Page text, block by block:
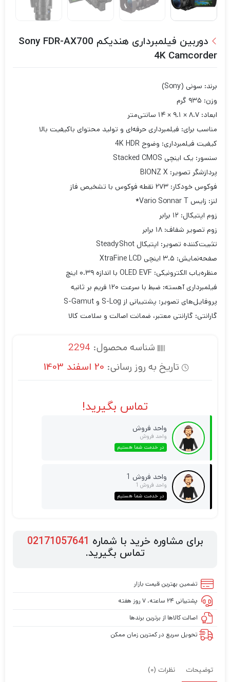
دوربین فیلمبرداری هندیکم Sony FDR-AX700
4K Camcorder
برند: سونی (Sony)
وزن: ۹۳۵ گرم
ابعاد: ۸.۷ × ۹.۱ × ۱۴ سانتی‌متر
مناسب برای: فیلمبرداری حرفه‌ای و تولید محتوای باکیفیت بالا
کیفیت فیلمبرداری: وضوح 4K HDR
سنسور: یک اینچی Stacked CMOS
پردازشگر تصویر: BIONZ X
فوکوس خودکار: ۲۷۳ نقطه فوکوس با تشخیص فاز
لنز: زایس Vario Sonnar T*
زوم اپتیکال: ۱۲ برابر
زوم تصویر شفاف: ۱۸ برابر
تثبیت‌کننده تصویر: اپتیکال SteadyShot
صفحه‌نمایش: ۳.۵ اینچی XtraFine LCD
منظره‌یاب الکترونیکی: OLED EVF با اندازه ۰.۳۹ اینچ
فیلمبرداری آهسته: ضبط با سرعت ۱۲۰ فریم بر ثانیه
پروفایل‌های تصویر: پشتیبانی از S-Log و S-Gamut
گارانتی: گارانتی معتبر، ضمانت اصالت و سلامت کالا
شناسه محصول: 2294
تاریخ به روز رسانی: 20 اسفند 1403
تماس بگیرید!
واحد فروش
واحد فروش
در خدمت شما هستیم
واحد فروش 1
واحد فروش 1
در خدمت شما هستیم
برای مشاوره خرید با شماره 02171057641
تماس بگیرید.
تضمین بهترین قیمت بازار
پشتیبانی ۲۴ ساعته، ۷ روز هفته
اصالت کالاها از برترین برندها
تحویل سریع در کمترین زمان ممکن
توضیحات نظرات (0)